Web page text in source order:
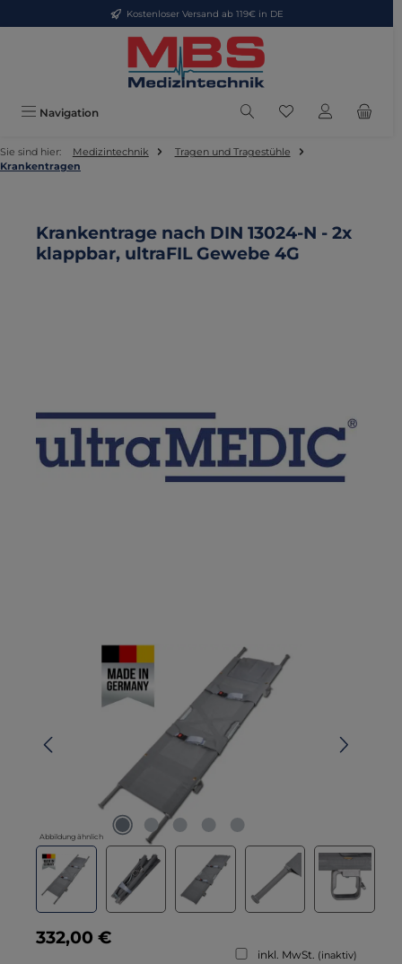
Zum Hauptinhalt springenKostenloser Versand ab 119€ in DE
Navigation Du hast 0
Sie sind hier: Medizintechnik
Tragen und Tragestühle
Krankentragen
Krankentrage nach DIN 13024-N - 2x
klappbar, ultraFIL Gewebe 4G
Abbildung ähnlich
Regulärer Preis:
332,00 €
inkl. MwSt. (inaktiv)